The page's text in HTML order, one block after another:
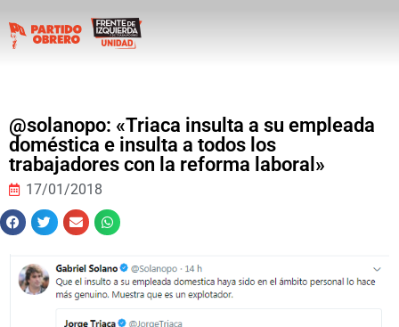
@solanopo: «Triaca insulta a su empleada
doméstica e insulta a todos los
trabajadores con la reforma laboral»
17/01/2018